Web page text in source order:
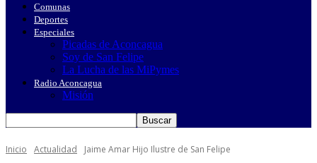
Comunas
Deportes
Especiales
Picadas de Aconcagua
Soy de San Felipe
La Lucha de las MiPymes
Radio Aconcagua
Misión
Inicio Actualidad Jaime Amar Hijo Ilustre de San Felipe